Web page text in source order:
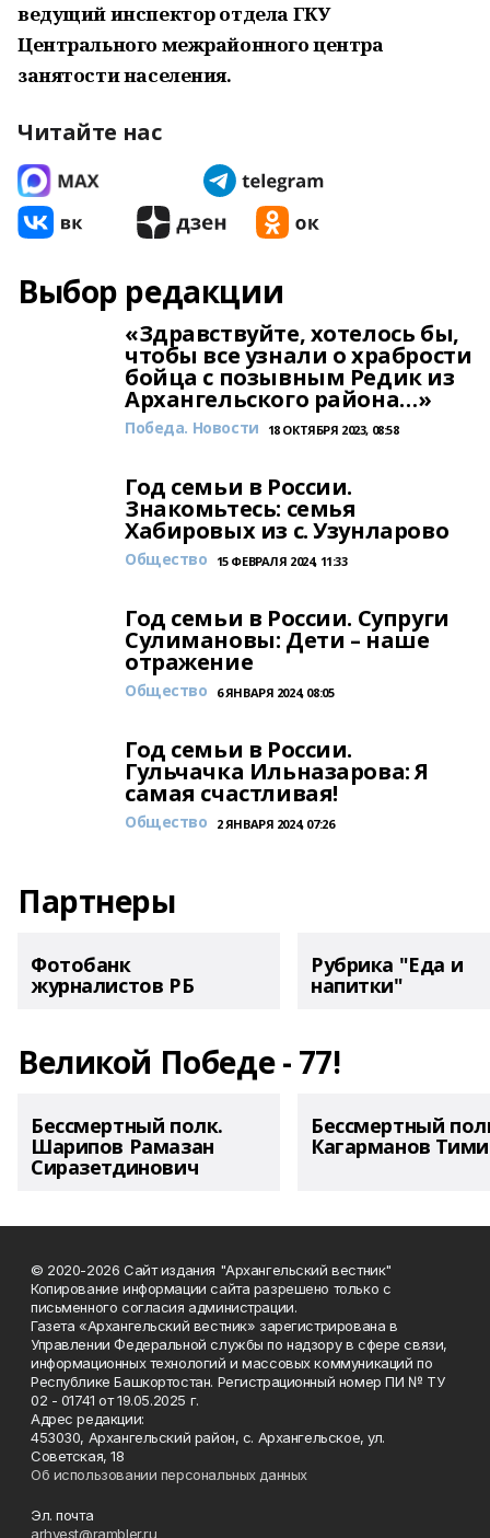
ведущий инспектор отдела ГКУ
Центрального межрайонного центра
занятости населения.
Читайте нас
Выбор редакции
«Здравствуйте, хотелось бы,
чтобы все узнали о храбрости
бойца с позывным Редик из
Архангельского района…»
Победа. Новости 18 ОКТЯБРЯ 2023, 08:58
Год семьи в России.
Знакомьтесь: семья
Хабировых из с. Узунларово
Общество 15 ФЕВРАЛЯ 2024, 11:33
Год семьи в России. Супруги
Сулимановы: Дети – наше
отражение
Общество 6 ЯНВАРЯ 2024, 08:05
Год семьи в России.
Гульчачка Ильназарова: Я
самая счастливая!
Общество 2 ЯНВАРЯ 2024, 07:26
Партнеры
Фотобанк
журналистов РБ
Рубрика "Еда и
напитки"
Великой Победе - 77!
Бессмертный полк.
Шарипов Рамазан
Сиразетдинович
Бессмертный
Кагарманов
© 2020-2026 Сайт издания "Архангельский вестник"
Копирование информации сайта разрешено только с
письменного согласия администрации.
Газета «Архангельский вестник» зарегистрирована в
Управлении Федеральной службы по надзору в сфере связи,
информационных технологий и массовых коммуникаций по
Республике Башкортостан. Регистрационный номер ПИ № ТУ
02 - 01741 от 19.05.2025 г.
Адрес редакции:
453030, Архангельский район, с. Архангельское, ул.
Советская, 18
Об использовании персональных данных
Эл. почта
arhvest@rambler.ru